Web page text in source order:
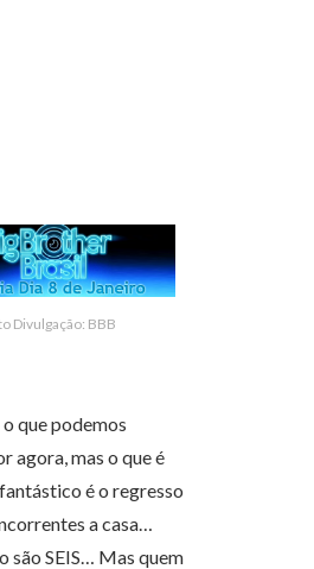
Divulgação: BBB
que podemos
agora, mas o que é
é o regresso
a casa…
são SEIS… Mas quem